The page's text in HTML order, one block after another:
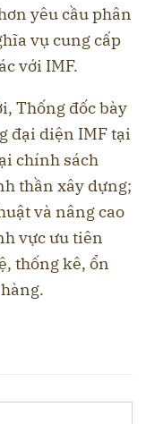
yêu cầu phân
vụ cung cấp
với IMF.
Thống đốc bày
đại diện IMF tại
chính sách
thần xây dựng;
và nâng cao
vực ưu tiên
thống kê, ổn